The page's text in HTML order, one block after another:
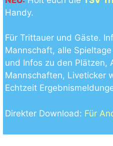
Handy.
Für Trittauer und Gäste.
Mannschaft, alle
und Infos zu den Plätzen,
Mannschaften, Liveticker
Echtzeit
Direkter Download: Für